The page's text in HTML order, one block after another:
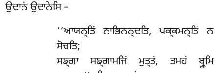
ਉਦਾਨਂ ਉਦਾਨੇਸਿ –
‘‘ਆਯਨ੍ਤਿਂ ਨਾਭਿਨਨ੍ਦਤਿ, ਪਕ੍ਕਮਨ੍ਤਿਂ ਨ
ਸੋਚਤਿ;
ਸਙ੍ਗਾ ਸਙ੍ਗਾਮਜਿਂ ਮੁਤ੍ਤਂ, ਤਮਹਂ ਬ੍ਰੂਮਿ